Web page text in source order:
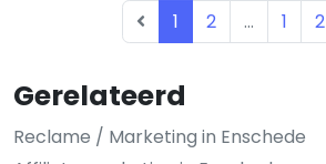
Gerelateerd
Reclame / Marketing in Enschede
1 2 ... 1 2